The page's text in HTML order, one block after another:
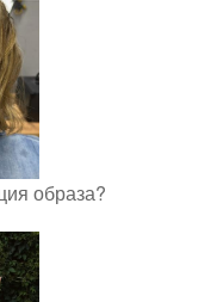
образа?